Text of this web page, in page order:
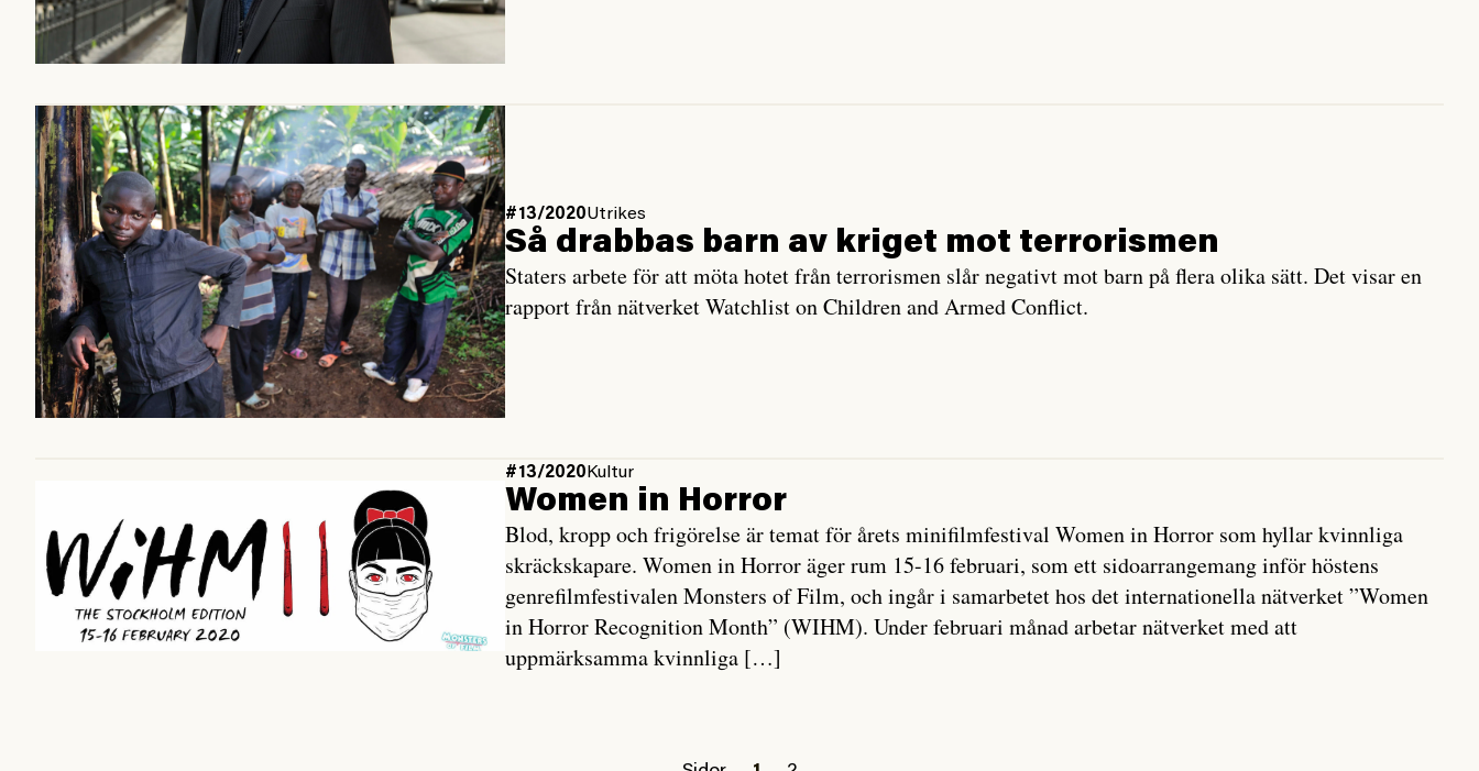
#13/2020Utrikes
Så drabbas barn av kriget mot terrorismen
Staters arbete för att möta hotet från terrorismen slår negativt mot barn på flera olika sätt. Det visar en
rapport från nätverket Watchlist on Children and Armed Conflict.
#13/2020 Kultur
Women in Horror
Blod, kropp och frigörelse är temat för årets minifilmfestival Women in Horror som hyllar kvinnliga
skräckskapare. Women in Horror äger rum 15-16 februari, som ett sidoarrangemang inför höstens
genrefilmfestivalen Monsters of Film, och ingår i samarbetet hos det internationella nätverket ”Women
in Horror Recognition Month” (WIHM). Under februari månad arbetar nätverket med att
uppmärksamma kvinnliga […]